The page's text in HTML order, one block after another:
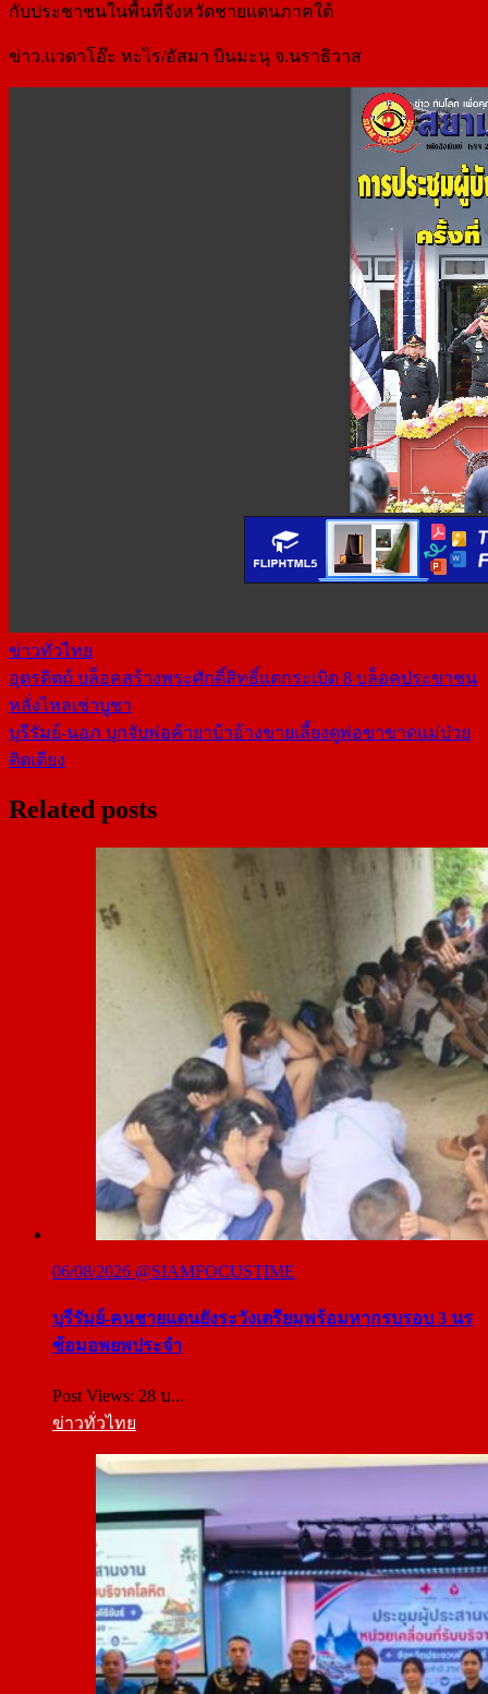
กับประชาชนในพื้นที่จังหวัดชายแดนภาคใต้
ข่าว.แวดาโอ๊ะ หะไร/อัสมา บินมะนุ จ.นราธิวาส
ข่าวทั่วไทย
แนะแนว
เรื่อง
อุตรดิตถ์ บล็อคสร้างพระศักดิ์สิทธิ์แตกระเบิด 8 บล็อคประขาชน
หลั่งไหลเช่าบูชา
บุรีรัมย์-นอภ บุกจับพ่อค้ายาบ้าอ้างขายเลี้ยงดูพ่อขาขาดแม่ป่วย
ติดเตียง
Related posts
06/08/2026 @SIAMFOCUSTIME
บุรีรัมย์-คนชายแดนยังระวังเตรียมพร้อมหากรบรอบ 3 นร
ซ้อมอพยพประจำ
Post Views: 28 บ...
ข่าวทั่วไทย